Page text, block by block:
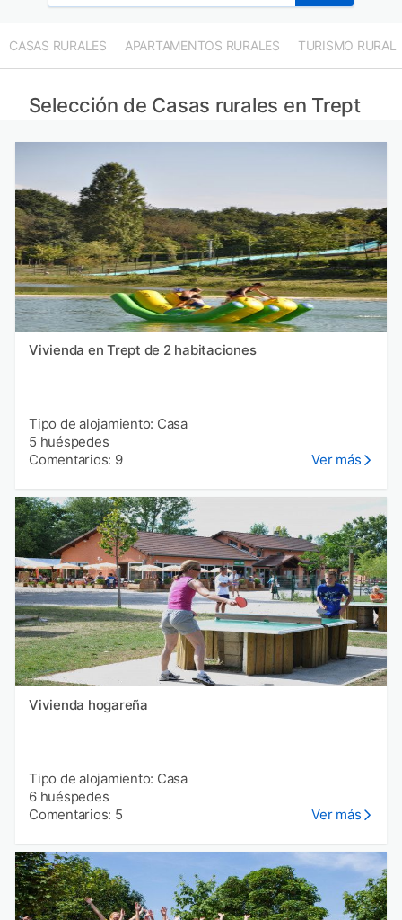
CASAS RURALES APARTAMENTOS RURALES TURISMO RURAL
Selección de Casas rurales en Trept
Vivienda en Trept de 2 habitaciones
Tipo de alojamiento: Casa
5 huéspedes
Comentarios: 9
Ver más
Vivienda hogareña
Tipo de alojamiento: Casa
6 huéspedes
Comentarios: 5
Ver más